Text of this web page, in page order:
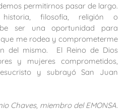
permitirnos pasar de largo.
filosofía, religión o
ser una oportunidad para
me rodea y comprometerme
del mismo. El Reino de Dios
y mujeres comprometidos,
y subrayó San Juan
Chaves, miembro del EMONSA.